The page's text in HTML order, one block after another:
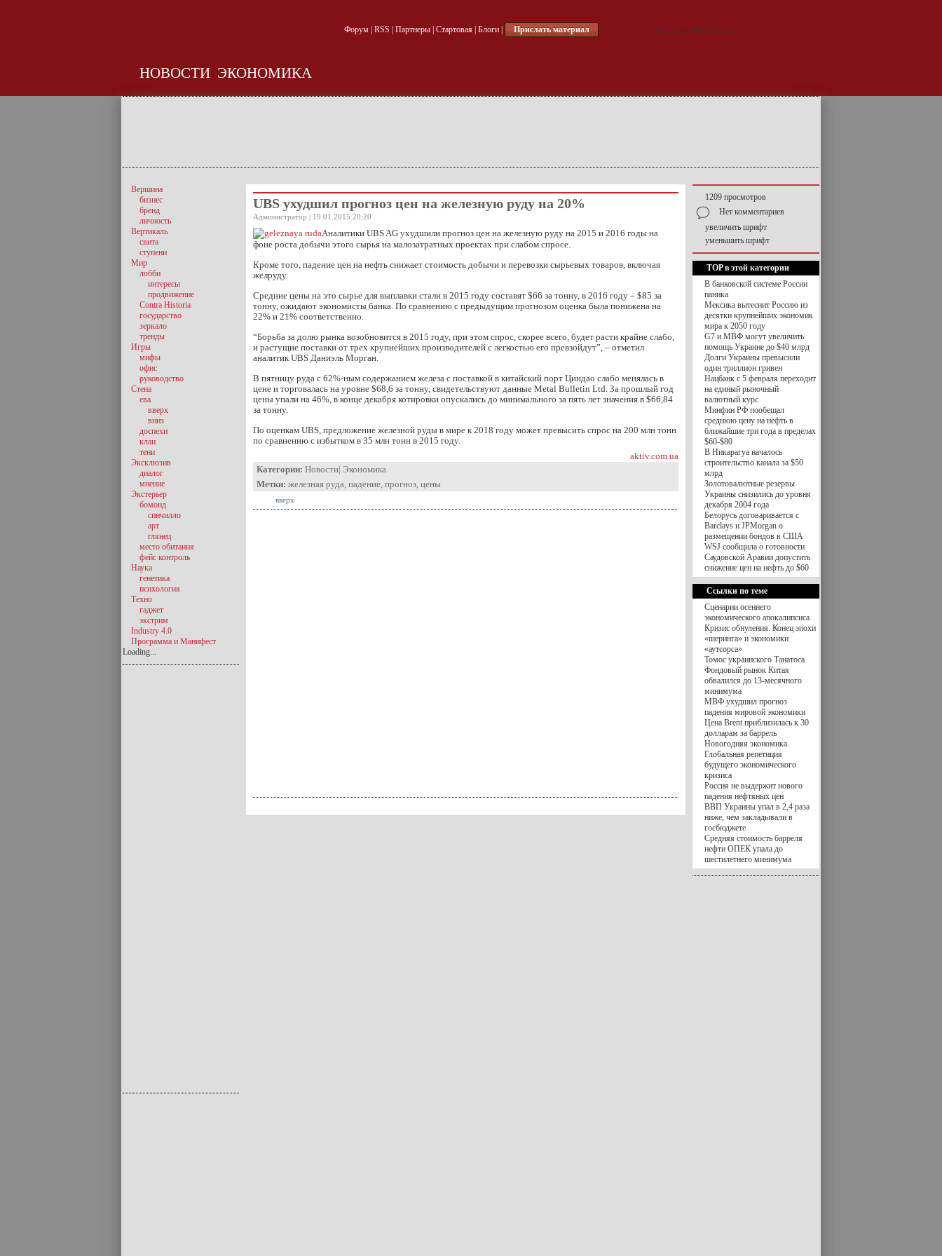
Форум| RSS Партнеры| Стартовая| Блоги| Прислать материал
НОВОСТИ ЭКОНОМИКА
UBS ухудшил прогноз цен на железную руду на 20%
Администратор | 19.01.2015 20:20
Аналитики UBS AG ухудшили прогноз цен на железную руду на 2015 и 2016 годы на
фоне роста добычи этого сырья на малозатратных проектах при слабом спросе.
Кроме того, падение цен на нефть снижает стоимость добычи и перевозки сырьевых товаров, включая
желруду.
Средние цены на это сырье для выплавки стали в 2015 году составят $66 за тонну, в 2016 году – $85 за
тонну, ожидают экономисты банка. По сравнению с предыдущим прогнозом оценка была понижена на
22% и 21% соответственно.
“Борьба за долю рынка возобновится в 2015 году, при этом спрос, скорее всего, будет расти крайне слабо,
и растущие поставки от трех крупнейших производителей с легкостью его превзойдут”, – отметил
аналитик UBS Даниэль Морган.
В пятницу руда с 62%-ным содержанием железа с поставкой в китайский порт Циндао слабо менялась в
цене и торговалась на уровне $68,6 за тонну, свидетельствуют данные Metal Bulletin Ltd. За прошлый год
цены упали на 46%, в конце декабря котировки опускались до минимального за пять лет значения в $66,84
за тонну.
По оценкам UBS, предложение железной руды в мире к 2018 году может превысить спрос на 200 млн тонн
по сравнению с избытком в 35 млн тонн в 2015 году.
aktiv.com.ua
Категории: Новости| Экономика
Метки: железная руда, падение, прогноз, цены
вверх
Вершина
бизнес
бренд
личность
Вертикаль
свита
ступени
Мир
лобби
интересы
продвижение
Contra Historia
государство
зеркало
тренды
Игры
мифы
офис
руководство
Стена
ева
вверх
вниз
доспехи
клан
тени
Эксклюзив
диалог
мнение
Экстерьер
бомонд
синчилло
арт
глянец
место обитания
фейс контроль
Наука
генетика
психология
Техно
гаджет
экстрим
Industry 4.0
Программа и Манифест
Loading...
1209 просмотров
Нет комментариев
увеличить шрифт
уменьшить шрифт
TOP в этой категории
В банковской системе России
паника
Мексика вытеснит Россию из
десятки крупнейших экономик
мира к 2050 году
G7 и МВФ могут увеличить
помощь Украине до $40 млрд
Долги Украины превысили
один триллион гривен
Нацбанк с 5 февраля переходит
на единый рыночный
валютный курс
Минфин РФ пообещал
среднюю цену на нефть в
ближайшие три года в пределах
$60-$80
В Никарагуа началось
строительство канала за $50
млрд
Золотовалютные резервы
Украины снизились до уровня
декабря 2004 года
Белорусь договаривается с
Barclays и JPMorgan о
размещении бондов в США
WSJ сообщила о готовности
Саудовской Аравии допустить
снижение цен на нефть до $60
Ссылки по теме
Сценарии осеннего
экономического апокалипсиса
Кризис обнуления. Конец эпохи
«шеринга» и экономики
«аутсорса»
Томос украинского Танатоса
Фондовый рынок Китая
обвалился до 13-месячного
минимума
МВФ ухудшил прогноз
падения мировой экономики
Цена Brent приблизилась к 30
долларам за баррель
Новогодняя экономика.
Глобальная репетиция
будущего экономического
кризиса
Россия не выдержит нового
падения нефтяных цен
ВВП Украины упал в 2,4 раза
ниже, чем закладывали в
госбюджете
Средняя стоимость барреля
нефти ОПЕК упала до
шестилетнего минимума